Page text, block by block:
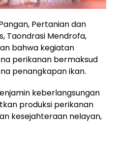
Pertanian dan
Taondrasi Mendrofa,
bahwa kegiatan
perikanan bermaksud
penangkapan ikan.
keberlangsungan
produksi perikanan
kesejahteraan nelayan,